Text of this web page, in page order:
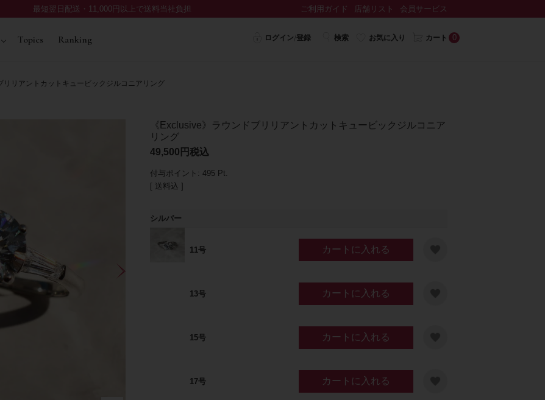
最短翌日配送・11,000円以上で送料当社負担 ご利用ガイド 店舗リスト 会員サービス
Topics Ranking ログイン/登録 検索 お気に入り カート 0
リリアントカットキュービックジルコニアリング
《Exclusive》ラウンドブリリアントカットキュービックジルコニア
リング
49,500
税込
付与ポイント: 495 Pt.
送料込
シルバー
11号 カートに入れる
13号 カートに入れる
15号 カートに入れる
17号 カートに入れる